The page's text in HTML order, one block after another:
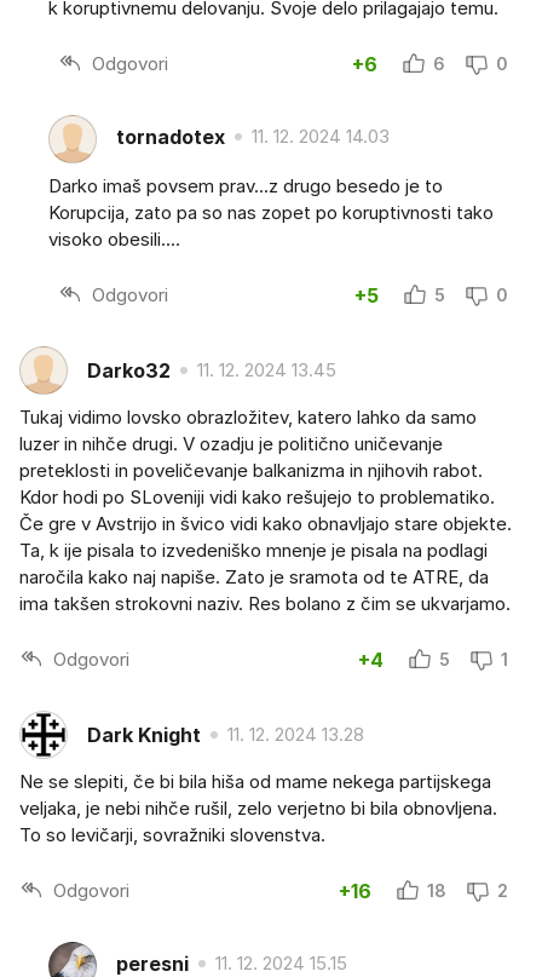
k koruptivnemu delovanju. Svoje delo prilagajajo temu.
Odgovori +6 6 0
tornadotex 11. 12. 2024 14.03
Darko imaš povsem prav...z drugo besedo je to
Korupcija, zato pa so nas zopet po koruptivnosti tako
visoko obesili....
Odgovori +5 5 0
Darko32 11. 12. 2024 13.45
Tukaj vidimo lovsko obrazložitev, katero lahko da samo
luzer in nihče drugi. V ozadju je politično uničevanje
preteklosti in poveličevanje balkanizma in njihovih rabot.
Kdor hodi po SLoveniji vidi kako rešujejo to problematiko.
Če gre v Avstrijo in švico vidi kako obnavljajo stare objekte.
Ta, k ije pisala to izvedeniško mnenje je pisala na podlagi
naročila kako naj napiše. Zato je sramota od te ATRE, da
ima takšen strokovni naziv. Res bolano z čim se ukvarjamo.
Odgovori +4 5 1
Dark Knight 11. 12. 2024 13.28
Ne se slepiti, če bi bila hiša od mame nekega partijskega
veljaka, je nebi nihče rušil, zelo verjetno bi bila obnovljena.
To so levičarji, sovražniki slovenstva.
Odgovori +16 18 2
peresni 11. 12. 2024 15.15